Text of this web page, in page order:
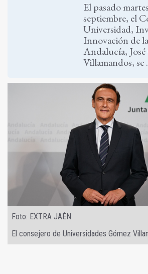
El pasado
septiembre, el
Universidad,
Innovación de
Andalucía,
Villamandos, se
Foto: EXTRA JAÉN
El consejero de Universidades Gómez